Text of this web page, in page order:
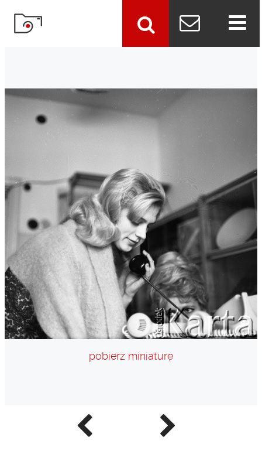
Poprzednie
zdjęcie
Następne
zdjęcie
pobierz miniaturę